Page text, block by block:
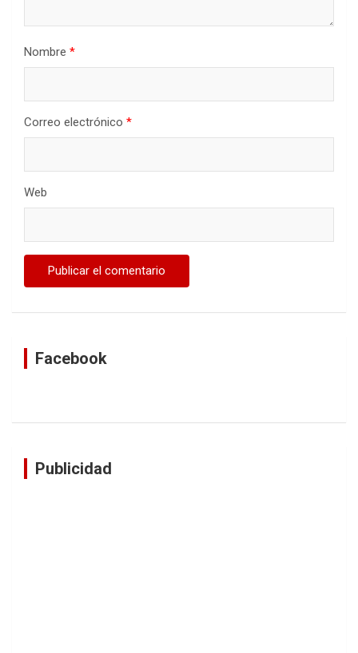
Nombre *
Correo electrónico *
Web
Facebook
Publicidad